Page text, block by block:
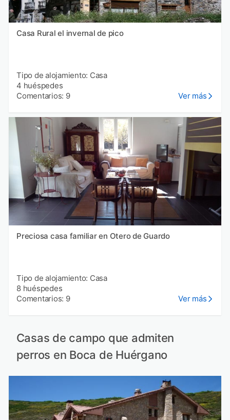
Casa Rural el invernal de pico
Tipo de alojamiento: Casa
4 huéspedes
Comentarios: 9
Ver más
Preciosa casa familiar en Otero de Guardo
Tipo de alojamiento: Casa
8 huéspedes
Comentarios: 9
Ver más
Casas de campo que admiten
perros en Boca de Huérgano